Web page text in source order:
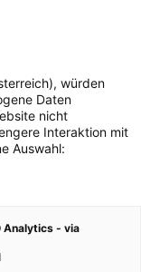
Mahdi aus
verrät
würden
Daten
nicht
Interaktion mit
Auswahl:
Analytics - via